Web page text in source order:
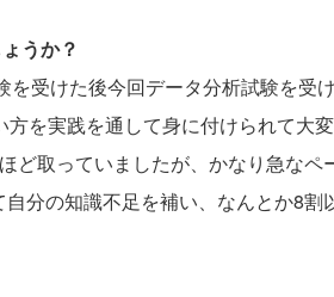
うか？
受けた後今回データ分析試験を受
を実践を通して身に付けられて大
ど取っていましたが、かなり急なペ
分の知識不足を補い、なんとか8割